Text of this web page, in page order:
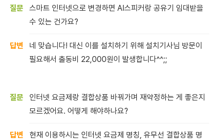
스마트 인터넷으로 변경하면 AI스피커랑 공유기 임대받을
수 있는 건가요?
네 맞습니다! 대신 이를 설치하기 위해 설치기사님 방문이
필요해서 출동비 22,000원이 발생합니다^^;;
인터넷 요금제랑 결합상품 바꿔가며 재약정하는 게 좋은지
모르겠어요. 어떻게 해야하나요?
현재 이용하시는 인터넷 요금제 명칭, 유무선 결합상품 명